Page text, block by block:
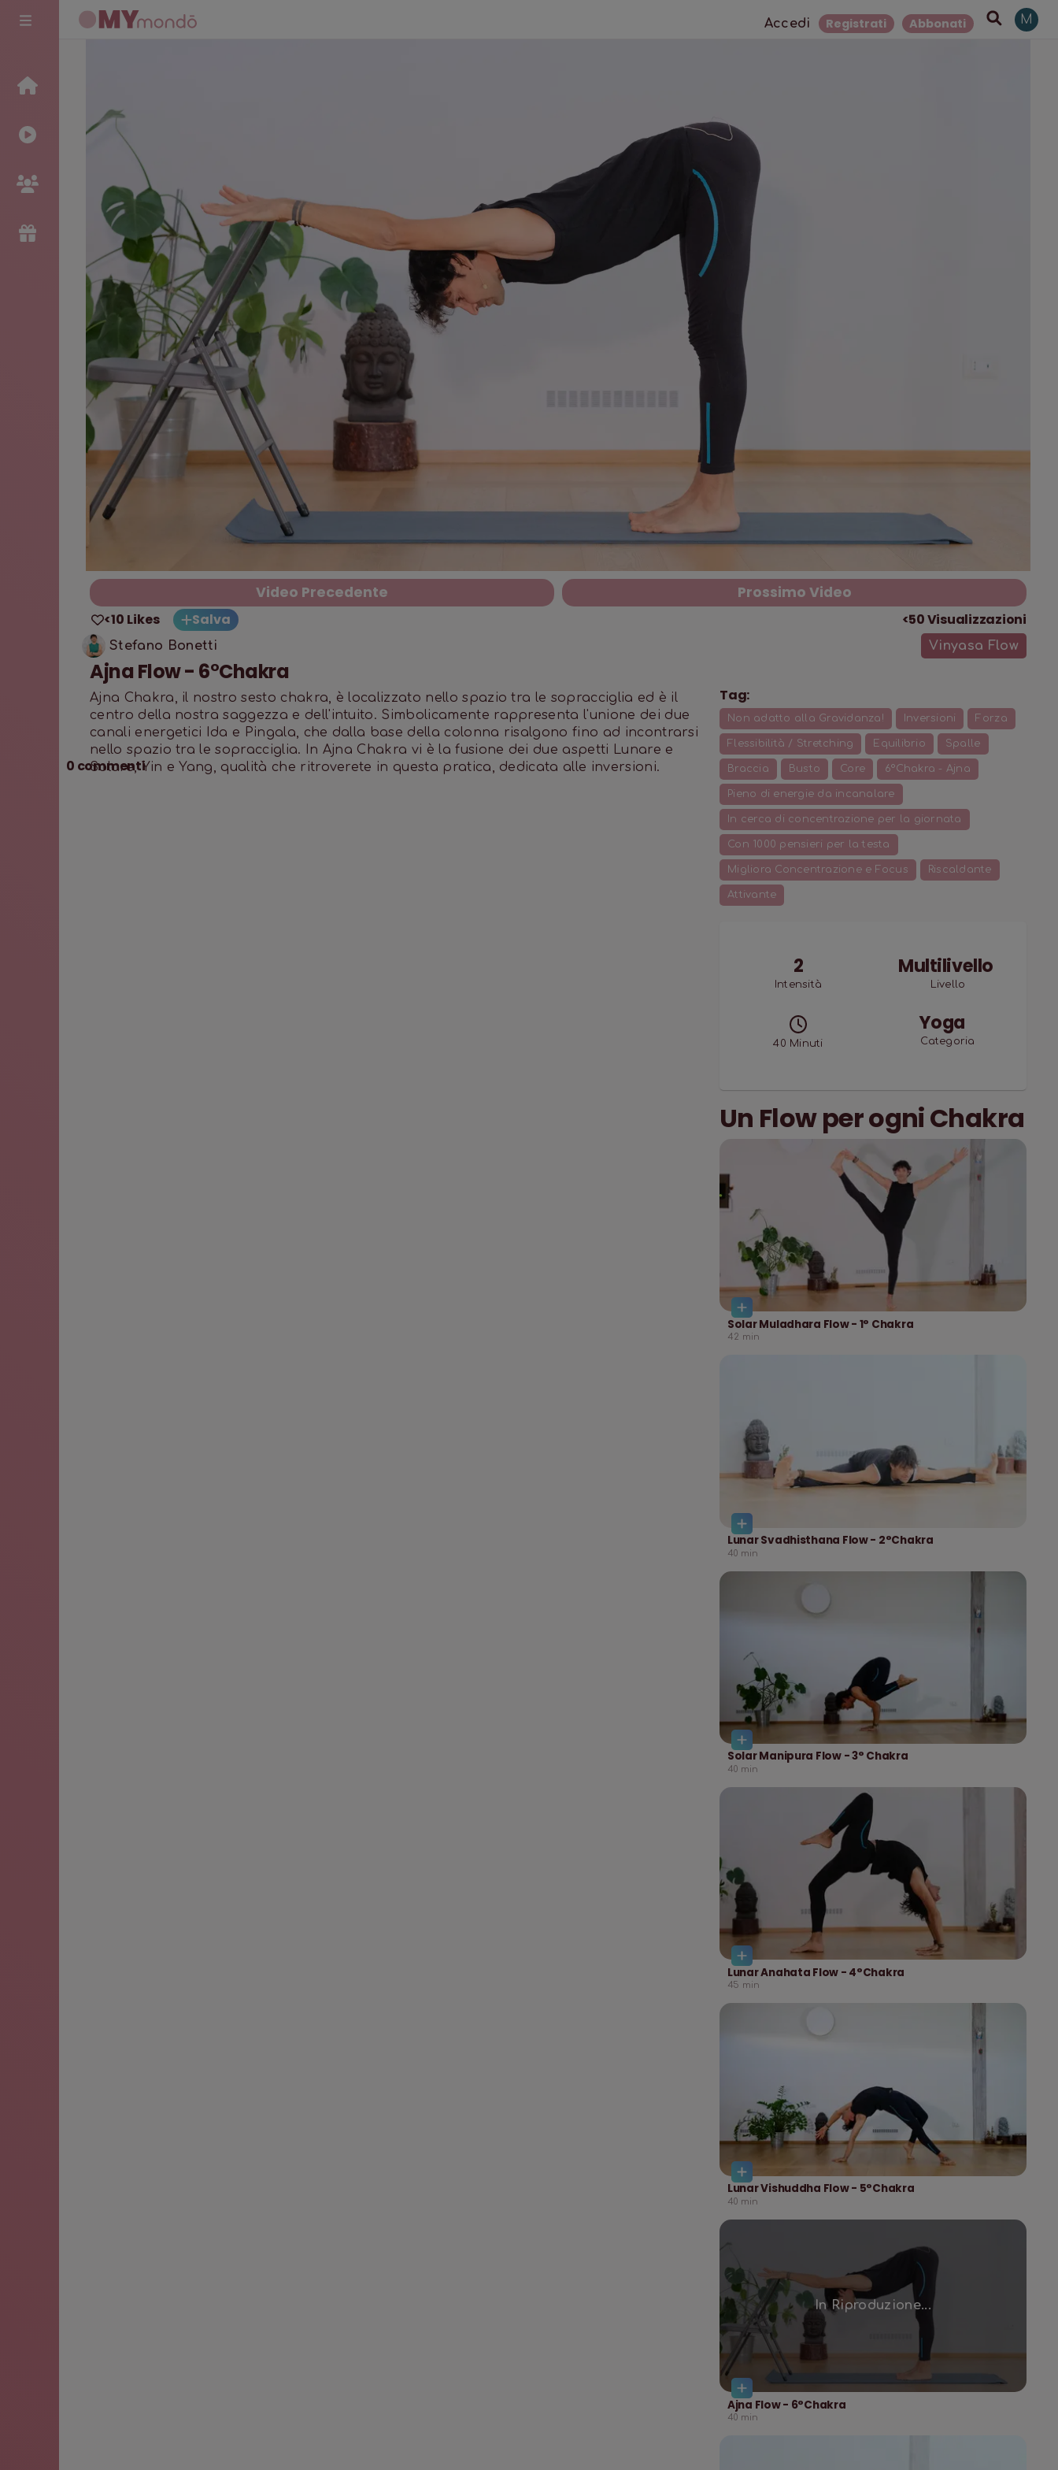
Accedi Registrati Abbonati M
Video Precedente Prossimo Video
<10 Likes Salva <50Visualizzazioni
Stefano Bonetti Vinyasa Flow
Ajna Flow - 6°Chakra
Ajna Chakra, il nostro sesto chakra, è localizzato nello spazio tra le sopracciglia ed è il
centro della nostra saggezza e dell'intuito. Simbolicamente rappresenta l'unione dei due
canali energetici Ida e Pingala, che dalla base della colonna risalgono fino ad incontrarsi
nello spazio tra le sopracciglia. In Ajna Chakra vi è la fusione dei due aspetti Lunare e
Solare, Yin e Yang, qualità che ritroverete in questa pratica, dedicata alle inversioni.
0 commenti
Tag:
Non adatto alla Gravidanza! Inversioni Forza
Flessibilità / Stretching Equilibrio Spalle
Braccia Busto Core 6°Chakra - Ajna
Pieno di energie da incanalare
In cerca di concentrazione per la giornata
Con 1000 pensieri per la testa
Migliora Concentrazione e Focus Riscaldante
Attivante
2
Intensità
Multilivello
Livello
40 Minuti
Yoga
Categoria
Un Flow per ogni Chakra
Solar Muladhara Flow - 1° Chakra
42 min
Lunar Svadhisthana Flow - 2°Chakra
40 min
Solar Manipura Flow - 3° Chakra
40 min
Lunar Anahata Flow - 4°Chakra
45 min
Lunar Vishuddha Flow - 5°Chakra
40 min
In Riproduzione...
Ajna Flow - 6°Chakra
40 min